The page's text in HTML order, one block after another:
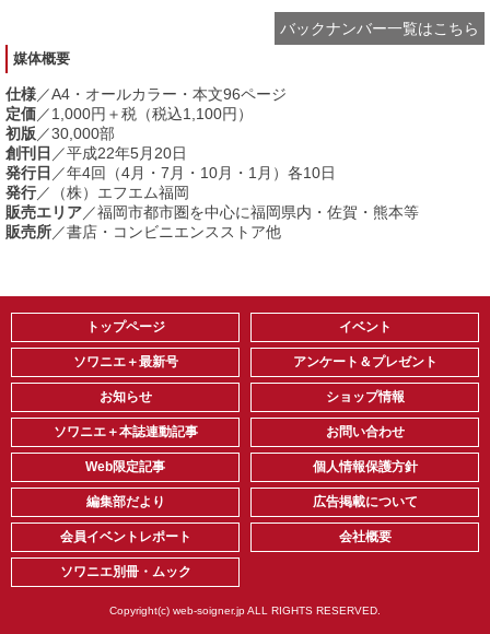
バックナンバー一覧はこちら
媒体概要
仕様／A4・オールカラー・本文96ページ
定価／1,000円＋税（税込1,100円）
初版 ／30,000部
創刊日 ／平成22年5月20日
発行日 ／年4回（4月・7月・10月・1月）各10日
発行／（株）エフエム福岡
販売エリア／福岡市都市圏を中心に福岡県内・佐賀・熊本等
販売所／書店・コンビニエンスストア他
トップページ
ソワニエ＋最新号
お知らせ
ソワニエ＋本誌連動記事
Web限定記事
編集部だより
会員イベントレポート
ソワニエ別冊・ムック
イベント
アンケート＆プレゼント
ショップ情報
お問い合わせ
個人情報保護方針
広告掲載について
会社概要
Copyright(c) web-soigner.jp ALL RIGHTS RESERVED.